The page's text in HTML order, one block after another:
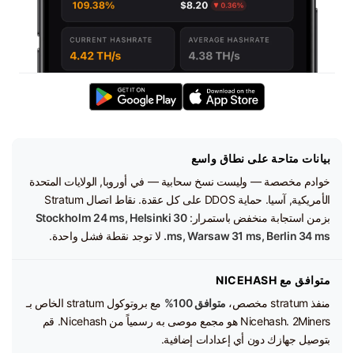
بيانات متاحة على نطاق واسع
خوادم مخصصة — وليست نسخ سحابية — في أوروبا, الولايات المتحدة
الأمريكية, آسيا. حماية DDOS على كل عقدة. نقاط اتصال Stratum
بزمن استجابة منخفض باستمرار:Stockholm 24 ms, Helsinki 30
ms, Warsaw 31 ms, Berlin 34 ms. لا توجد نقطة فشل واحدة.
متوافق مع NICEHASH
منفذ stratum مخصص،
متوافق 100%
مع بروتوكول stratum الخاص بـ
Nicehash. 2Miners هو مجمع موصى به رسمياً من Nicehash. قم
بتوصيل جهازك دون أي إعدادات إضافية.